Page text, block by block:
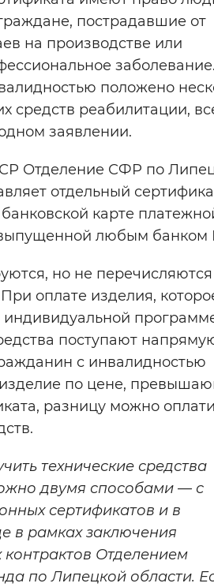
пострадавшие от
на производстве или
положено
средств реабилитации,
заявлении.
Отделение СФР по
отдельный
карте
любым банком
но не
оплате изделия,
индивидуальной
поступают
с инвалидностью
изделие по цене,
разницу можно
технические средства
двумя способами — с
сертификатов и в
в рамках заключения
контрактов Отделением
по Липецкой области.